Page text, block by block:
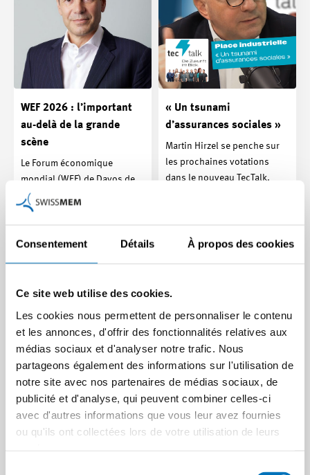
Consentement Détails À propos des cookies
Ce site web utilise des cookies.
Les cookies nous permettent de personnaliser le contenu
et les annonces, d'offrir des fonctionnalités relatives aux
médias sociaux et d'analyser notre trafic. Nous
partageons également des informations sur l'utilisation de
notre site avec nos partenaires de médias sociaux, de
publicité et d'analyse, qui peuvent combiner celles-ci
avec d'autres informations que vous leur avez fournies
ou qu'ils ont collectées lors de votre utilisation de leurs
WEF 2026 : l’important
au-delà de la grande
scène
Le Forum économique
mondial (WEF) de Davos de
cette année l’a montré :
l’ordre mondial multilatéral…
« Un tsunami
d’assurances sociales »
Martin Hirzel se penche sur
les prochaines votations
dans le nouveau TecTalk.
Pas de renversement de
tendance en vue
L’évolution conjoncturelle le
Présence commune au
salon SEMICON de